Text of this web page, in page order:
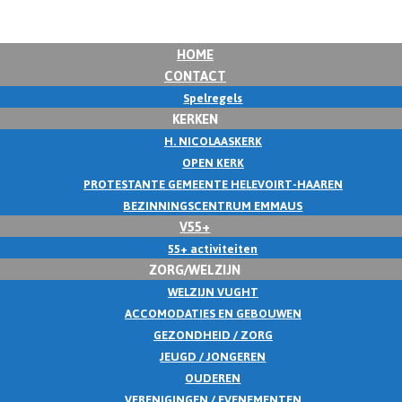
HOME
CONTACT
Spelregels
KERKEN
H. NICOLAASKERK
OPEN KERK
PROTESTANTE GEMEENTE HELEVOIRT-HAAREN
BEZINNINGSCENTRUM EMMAUS
V55+
55+ activiteiten
ZORG/WELZIJN
WELZIJN VUGHT
ACCOMODATIES EN GEBOUWEN
GEZONDHEID / ZORG
JEUGD / JONGEREN
OUDEREN